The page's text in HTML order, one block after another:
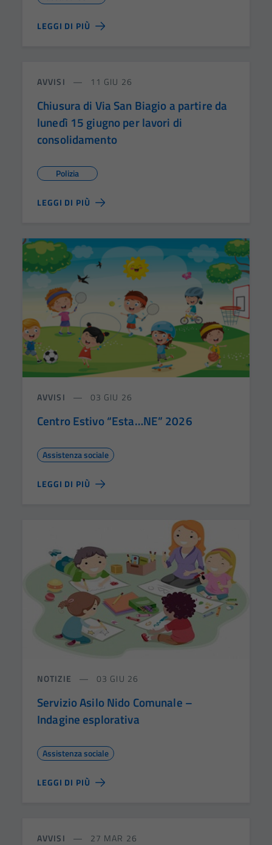
LEGGI DI PIÙ
AVVISI 11 GIU 26
Chiusura di Via San Biagio a partire da
lunedì 15 giugno per lavori di
consolidamento
Polizia
LEGGI DI PIÙ
AVVISI 03 GIU 26
Centro Estivo “Esta…NE” 2026
Assistenza sociale
LEGGI DI PIÙ
NOTIZIE 03 GIU 26
Servizio Asilo Nido Comunale –
Indagine esplorativa
Assistenza sociale
LEGGI DI PIÙ
AVVISI 27 MAR 26